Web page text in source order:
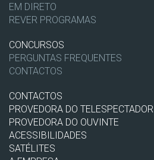
EM DIRETO
REVER PROGRAMAS
CONCURSOS
PERGUNTAS FREQUENTES
CONTACTOS
CONTACTOS
PROVEDORA DO TELESPECTADOR
PROVEDORA DO OUVINTE
ACESSIBILIDADES
SATÉLITES